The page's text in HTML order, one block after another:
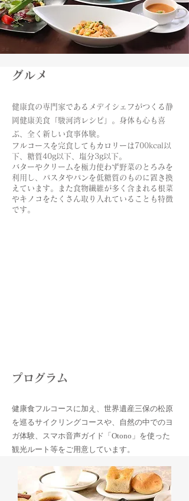
​グルメ
健康食の専門家であるメデイシェフがつくる静
岡健康美食「駿河湾レシピ」。身体も心も喜
ぶ、全く新しい食事体験。
フルコースを完食してもカロリーは700kcal以
下、糖質40g以下、塩分3g以下。
バターやクリームを極力使わず野菜のとろみを
利用し、パスタやパンを低糖質のものに置き換
えています。また食物繊維が多く含まれる根菜
やキノコをたくさん取り入れていることも特徴
です。
​プログラム
健康食フルコースに加え、世界遺産三保の松原
を巡るサイクリングコースや、自然の中でのヨ
ガ体験、スマホ音声ガイド「Otono」を使った
観光ルート等をご用意しています。